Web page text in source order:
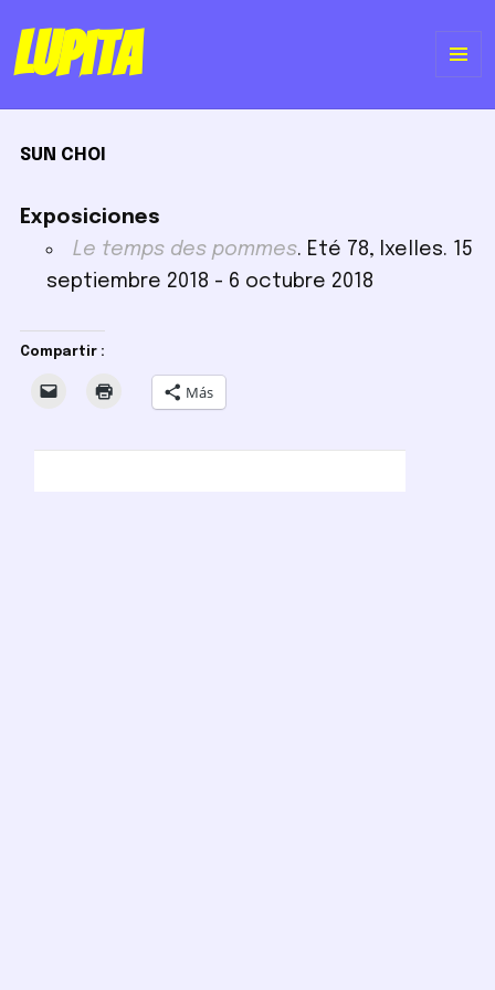
Lupita
SUN CHOI
Exposiciones
Le temps des pommes. Eté 78, Ixelles. 15
septiembre 2018 - 6 octubre 2018
Compartir :
Más